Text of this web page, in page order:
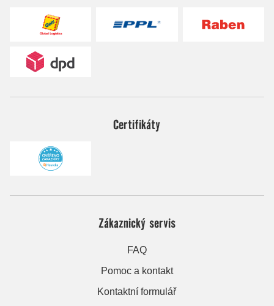
Certifikáty
Zákaznický servis
FAQ
Pomoc a kontakt
Kontaktní formulář